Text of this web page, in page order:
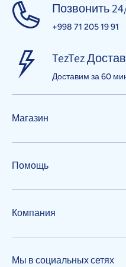
Позвонить
+998 71 205 19 91
TezTez
Доставим за 60
Магазин
Помощь
Компания
Мы в социальных сетях